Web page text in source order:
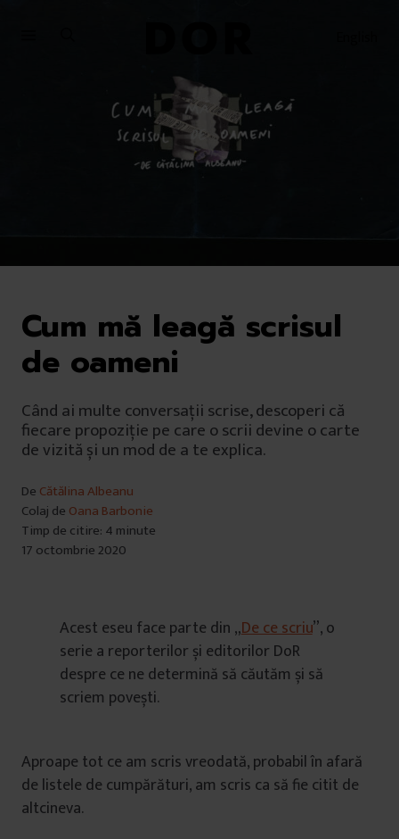
Cum mă leagă scrisul
de oameni
Când ai multe conversații scrise, descoperi că
fiecare propoziție pe care o scrii devine o carte
de vizită și un mod de a te explica.
De Cătălina Albeanu
Colaj de Oana Barbonie
Timp de citire: 4 minute
17 octombrie 2020
Acest eseu face parte din „De ce scriu”, o
serie a reporterilor și editorilor DoR
despre ce ne determină să căutăm și să
scriem povești.
Aproape tot ce am scris vreodată, probabil în afară
de listele de cumpărături, am scris ca să fie citit de
altcineva.